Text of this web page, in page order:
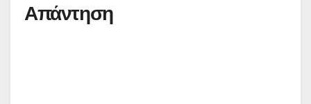
Απάντηση